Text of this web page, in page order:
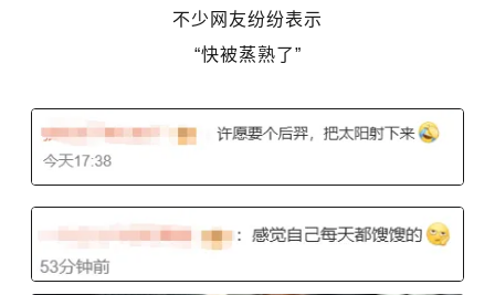
不少网友纷纷表示
“快被蒸熟了”